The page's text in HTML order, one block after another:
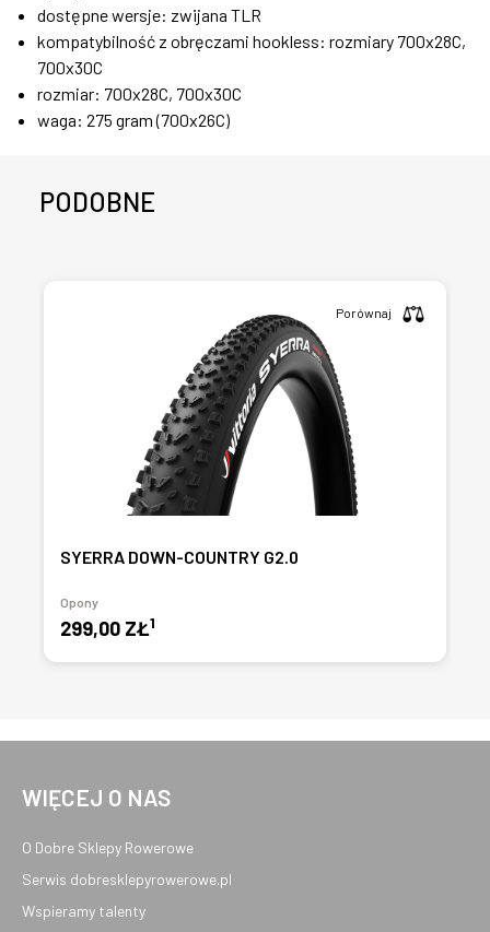
dostępne wersje: zwijana TLR
kompatybilność z obręczami hookless: rozmiary 700x28C,
700x30C
rozmiar: 700x28C, 700x30C
waga: 275 gram (700x26C)
PODOBNE
SYERRA DOWN-COUNTRY G2.0
Opony
299,00 ZŁ1
Porównaj
WIĘCEJ O NAS
O Dobre Sklepy Rowerowe
Serwis dobresklepyrowerowe.pl
Wspieramy talenty